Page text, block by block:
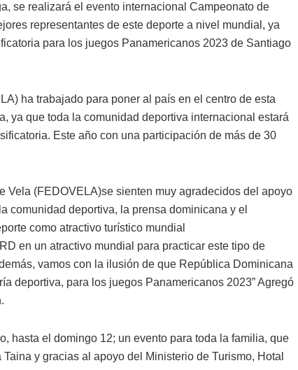
se realizará el evento internacional Campeonato de
representantes de este deporte a nivel mundial, ya
para los juegos Panamericanos 2023 de Santiago
ha trabajado para poner al país en el centro de esta
ya que toda la comunidad deportiva internacional estará
Este año con una participación de más de 30
Vela (FEDOVELA)se sienten muy agradecidos del apoyo
comunidad deportiva, la prensa dominicana y el
como atractivo turístico mundial
en un atractivo mundial para practicar este tipo de
vamos con la ilusión de que República Dominicana
deportiva, para los juegos Panamericanos 2023” Agregó
hasta el domingo 12; un evento para toda la familia, que
y gracias al apoyo del Ministerio de Turismo, Hotal